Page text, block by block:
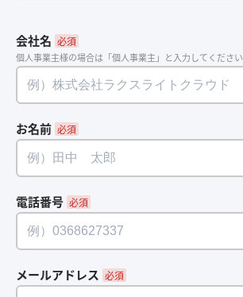
会社名 *
個人事業主様の場合は「個人事業主」と入力してください
お名前 *
電話番号 *
メールアドレス *